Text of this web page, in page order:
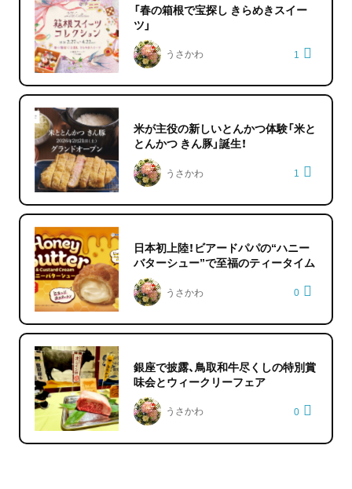
「春の箱根で宝探し きらめきスイー
ツ」
うさかわ 1
米が主役の新しいとんかつ体験「米と
とんかつ きん豚」誕生！
うさかわ 1
日本初上陸！ビアードパパの“ハニー
バターシュー”で至福のティータイム
うさかわ 0
銀座で披露、鳥取和牛尽くしの特別賞
味会とウィークリーフェア
うさかわ 0